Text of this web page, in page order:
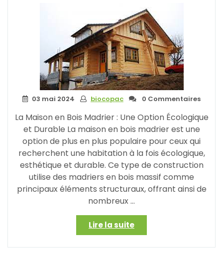
03 mai 2024 biocopac 0 Commentaires
La Maison en Bois Madrier : Une Option Écologique
et Durable La maison en bois madrier est une
option de plus en plus populaire pour ceux qui
recherchent une habitation à la fois écologique,
esthétique et durable. Ce type de construction
utilise des madriers en bois massif comme
principaux éléments structuraux, offrant ainsi de
nombreux …
Lire la suite« Construire
sa
Maison